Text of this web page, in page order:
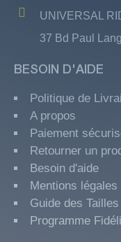
UNIVERSAL
37 Bd Paul
BESOIN D'AIDE
Politique de
A propos
Paiement
Retourner un
Besoin d'aide
Mentions légales
Guide des Tailles
Programme